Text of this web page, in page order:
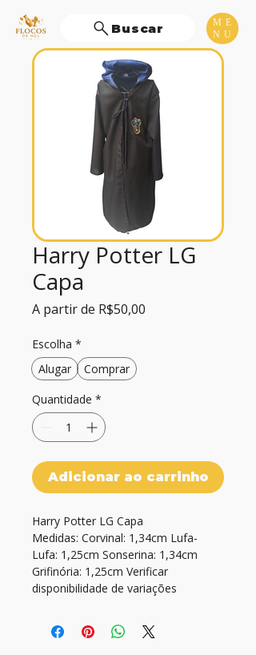
ME
NU
Buscar
Harry Potter LG
Capa
A partir de R$50,00
Escolha *
Alugar
Comprar
Quantidade *
Adicionar ao carrinho
Harry Potter LG Capa
Medidas: Corvinal: 1,34cm Lufa-
Lufa: 1,25cm Sonserina: 1,34cm
Grifinória: 1,25cm Verificar
disponibilidade de variações